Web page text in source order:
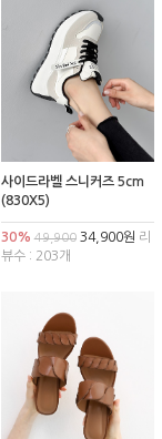
사이드라벨 스니커즈 5cm
(830X5)
30% 49,90034,900원 리
뷰수 : 203개